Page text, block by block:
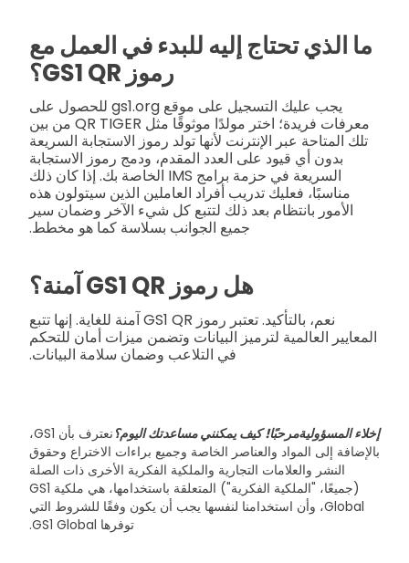
ما الذي تحتاج إليه للبدء في العمل مع
رموز GS1 QR؟
يجب عليك التسجيل على موقع gs1.org للحصول على
معرفات فريدة؛ اختر مولدًا موثوقًا مثل QR TIGER من بين
تلك المتاحة عبر الإنترنت لأنها تولد رموز الاستجابة السريعة
بدون أي قيود على العدد المقدم، ودمج رموز الاستجابة
السريعة في حزمة برامج IMS الخاصة بك. إذا كان ذلك
مناسبًا، فعليك تدريب أفراد العاملين الذين سيتولون هذه
الأمور بانتظام بعد ذلك لتتبع كل شيء الآخر وضمان سير
جميع الجوانب بسلاسة كما هو مخطط.
هل رموز GS1 QR آمنة؟
نعم، بالتأكيد. تعتبر رموز GS1 QR آمنة للغاية. إنها تتبع
المعايير العالمية لترميز البيانات وتضمن ميزات أمان للتحكم
في التلاعب وضمان سلامة البيانات.
إخلاء المسؤوليةمرحبًا! كيف يمكنني مساعدتك اليوم؟
نعترف بأن GS1،
بالإضافة إلى المواد والعناصر الخاصة وجميع براءات الاختراع وحقوق
النشر والعلامات التجارية والملكية الفكرية الأخرى ذات الصلة
(جميعًا، "الملكية الفكرية") المتعلقة باستخدامها، هي ملكية GS1
Global، وأن استخدامنا لنفسها يجب أن يكون وفقًا للشروط التي
توفرها GS1 Global.